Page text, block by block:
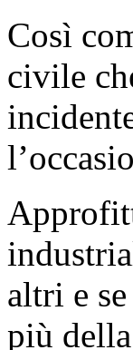
Così
civile
altri e
più